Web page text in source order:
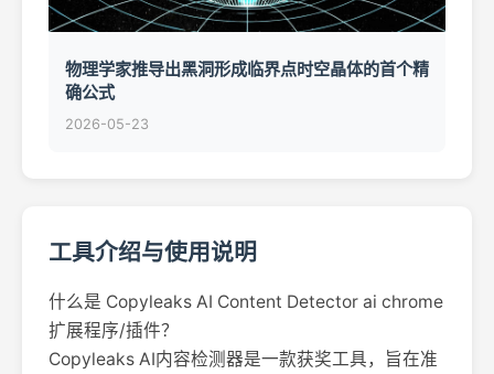
物理学家推导出黑洞形成临界点时空晶体的首个精
确公式
2026-05-23
工具介绍与使用说明
什么是 Copyleaks AI Content Detector ai chrome
扩展程序/插件？
Copyleaks AI内容检测器是一款获奖工具，旨在准